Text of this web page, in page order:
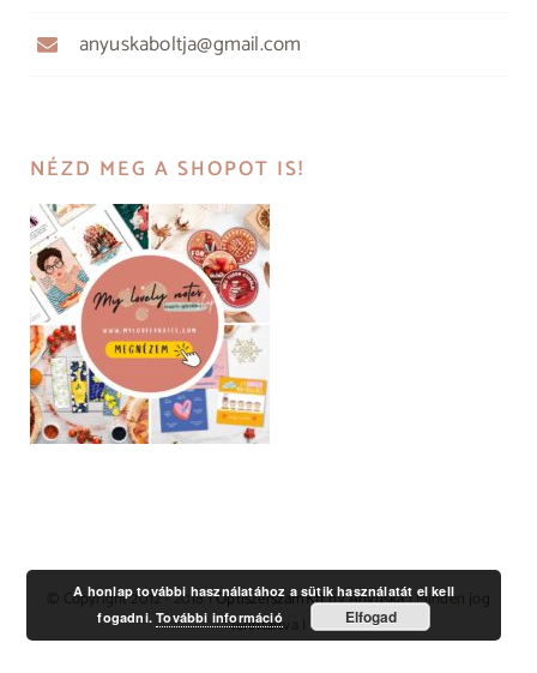
anyuskaboltja@gmail.com
NÉZD MEG A SHOPOT IS!
© Copyright 2012 - 2018 |OptiszerszamKftbyAnyuska| Minden jog
fenntartva |
A honlap további használatához a sütik használatát el kell
fogadni.További információ Elfogad